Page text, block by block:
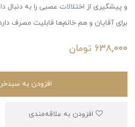
و پیشگیری از اختلالات عصبی را به
برای آقایان و هم خانم‌ها قابلیت مصرف
638,000 تومان
افزودن به